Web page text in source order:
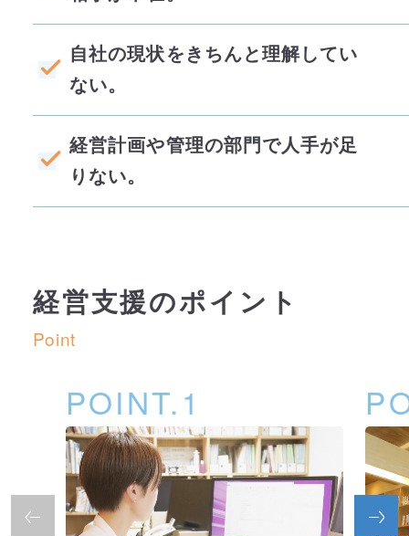
自社の現状をきちんと理解してい
ない。
経営計画や管理の部門で人手が足
りない。
経営支援のポイント
Point
POINT.1